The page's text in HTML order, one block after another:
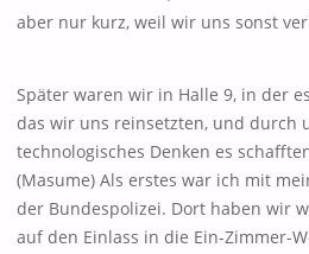
aber nur kurz, weil wir uns sonst
Später waren wir in Halle 9, in der
das wir uns reinsetzten, und durch
technologisches Denken es
(Masume) Als erstes war ich mit
der Bundespolizei. Dort haben wir
auf den Einlass in die Ein-Zimmer-